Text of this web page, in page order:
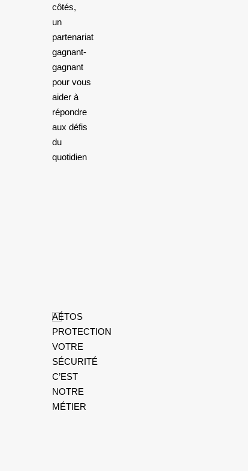
côtés,
un
partenariat
gagnant-
gagnant
pour vous
aider à
répondre
aux défis
du
quotidien
AÉTOS
PROTECTION
VOTRE
SÉCURITÉ
C’EST
NOTRE
MÉTIER